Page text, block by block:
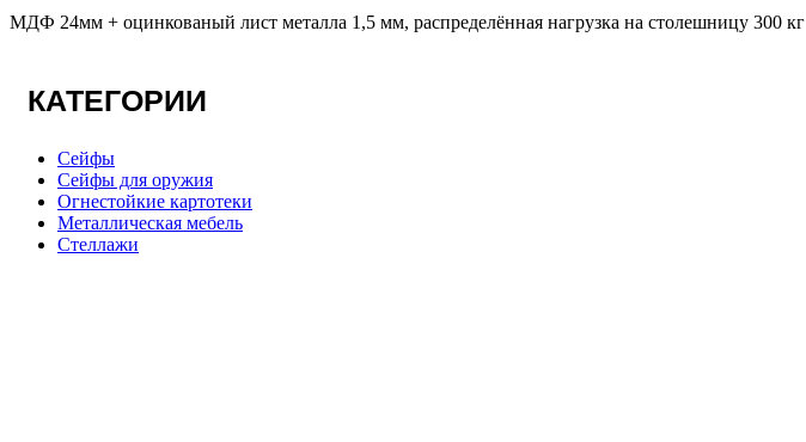
МДФ 24мм + оцинкованый лист металла 1,5 мм, распределённая нагрузка на столешницу 300 кг
КАТЕГОРИИ
Сейфы
Сейфы для оружия
Огнестойкие картотеки
Металлическая мебель
Стеллажи